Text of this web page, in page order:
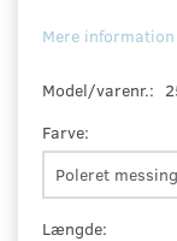
Mere information
Model/varenr.:
Farve:
Længde: